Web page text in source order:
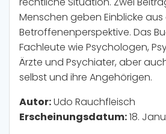
Menschen geben Einblicke aus
Betroffenenperspektive. Das
Fachleute wie Psychologen,
Ärzte und Psychiater, aber
selbst und ihre Angehörigen.
Autor:Udo Rauchfleisch
Erscheinungsdatum:18.